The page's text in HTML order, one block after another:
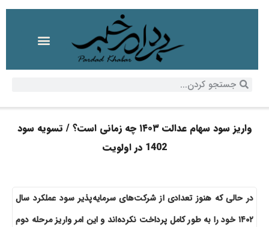
واریز سود سهام عدالت ۱۴۰۳ چه زمانی است؟ / تسویه سود
1402 در اولویت
در حالی که هنوز تعدادی از شرکت‌های سرمایه‌پذیر سود عملکرد سال
۱۴۰۲ خود را به طور کامل پرداخت نکرده‌اند و این امر واریز مرحله دوم